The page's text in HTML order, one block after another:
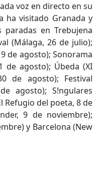
voz en directo en su
ha visitado Granada y
en Trebujena
(Málaga, 26 de julio);
de agosto); Sonorama
de agosto); Úbeda (XI
de agosto); Festival
agosto); S!ngulares
Refugio del poeta, 8 de
9 de noviembre);
y Barcelona (New